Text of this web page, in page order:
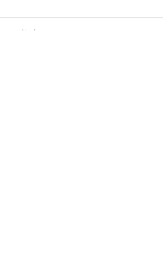
法の下に平等かもしれないが
人は生まれてくるときにすで
コメント